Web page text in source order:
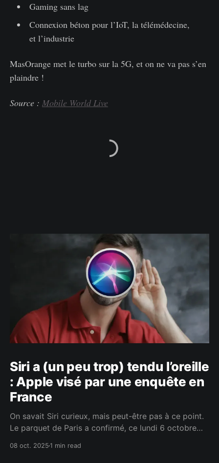
Gaming sans lag
Connexion béton pour l’IoT, la télémédecine,
et l’industrie
MasOrange met le turbo sur la 5G, et on ne va pas s’en
plaindre !
Source : Mobile World Live
Siri a (un peu trop) tendu l’oreille
: Apple visé par une enquête en
France
On savait Siri curieux, mais peut-être pas à ce point.
Le parquet de Paris a confirmé, ce lundi 6 octobre
08 oct. 20251 min read